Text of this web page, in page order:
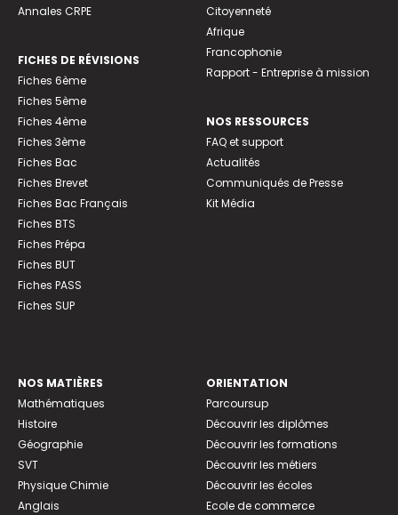
Annales CRPE
FICHES DE RÉVISIONS
Fiches 6ème
Fiches 5ème
Fiches 4ème
Fiches 3ème
Fiches Bac
Fiches Brevet
Fiches Bac Français
Fiches BTS
Fiches Prépa
Fiches BUT
Fiches PASS
Fiches SUP
Citoyenneté
Afrique
Francophonie
Rapport - Entreprise à mission
NOS RESSOURCES
FAQ et support
Actualités
Communiqués de Presse
Kit Média
NOS MATIÈRES
Mathématiques
Histoire
Géographie
SVT
Physique Chimie
Anglais
ORIENTATION
Parcoursup
Découvrir les diplômes
Découvrir les formations
Découvrir les métiers
Découvrir les écoles
Ecole de commerce